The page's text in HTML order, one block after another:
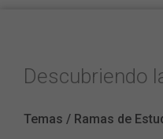
Descubriendo
Temas / Ramas de